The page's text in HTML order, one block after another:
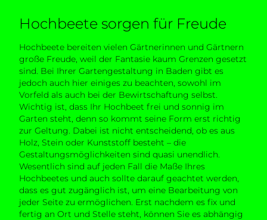
Hochbeete sorgen für Freude
Hochbeete bereiten vielen Gärtnerinnen und Gärtnern
große Freude, weil der Fantasie kaum Grenzen gesetzt
sind. Bei Ihrer Gartengestaltung in Baden gibt es
jedoch auch hier einiges zu beachten, sowohl im
Vorfeld als auch bei der Bewirtschaftung selbst.
Wichtig ist, dass Ihr Hochbeet frei und sonnig im
Garten steht, denn so kommt seine Form erst richtig
zur Geltung. Dabei ist nicht entscheidend, ob es aus
Holz, Stein oder Kunststoff besteht – die
Gestaltungsmöglichkeiten sind quasi unendlich.
Wesentlich sind auf jeden Fall die Maße Ihres
Hochbeetes und auch sollte darauf geachtet werden,
dass es gut zugänglich ist, um eine Bearbeitung von
jeder Seite zu ermöglichen. Erst nachdem es fix und
fertig an Ort und Stelle steht, können Sie es abhängig